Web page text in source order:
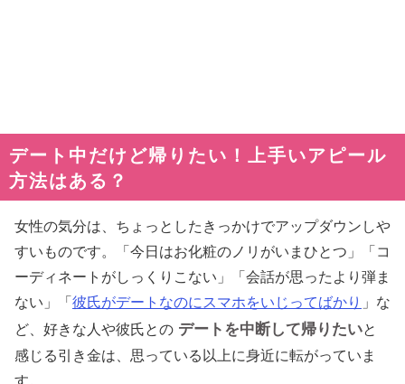
デート中だけど帰りたい！上手いアピール
方法はある？
女性の気分は、ちょっとしたきっかけでアップダウンしや
すいものです。「今日はお化粧のノリがいまひとつ」「コ
ーディネートがしっくりこない」「会話が思ったより弾ま
ない」「 彼氏がデートなのにスマホをいじってばかり 」な
ど、好きな人や彼氏との デートを中断して帰りたいと
感じる引き金は、思っている以上に身近に転がっていま
す。